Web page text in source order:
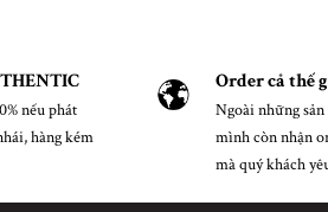
nếu phát
hàng kém
Order cả thế
Ngoài những
mình còn nhận
mà quý khách